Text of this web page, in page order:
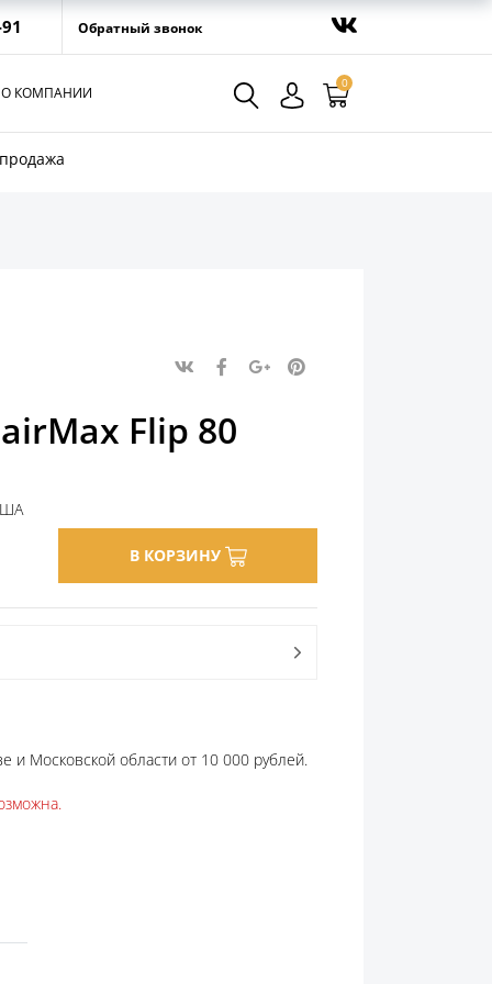
Обратный звонок
0
О КОМПАНИИ
Flip 80
В КОРЗИНУ
и Московской области от 10 000 рублей.